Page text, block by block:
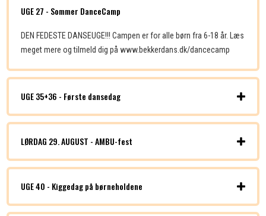
UGE 27 - Sommer DanceCamp
DEN FEDESTE DANSEUGE!!! Campen er for alle børn fra 6-18 år. Læs
meget mere og tilmeld dig på www.bekkerdans.dk/dancecamp
UGE 35+36 - Første dansedag
LØRDAG 29. AUGUST - AMBU-fest
UGE 40 - Kiggedag på børneholdene